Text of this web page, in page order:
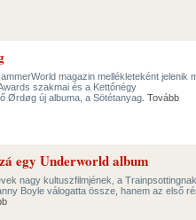
magazin mellékleteként jelenik
szakmai és a Kettőnégy
Ørdøg új albuma, a Sötétanyag. Tovább
egy Underworld album
nagy kultuszfilmjének, a
Boyle válogatta össze, hanem az első